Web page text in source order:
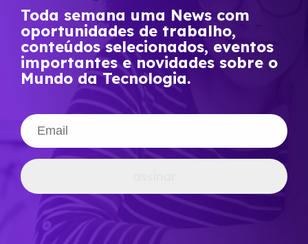
Toda semana uma News com
oportunidades de trabalho,
conteúdos selecionados, eventos
importantes e novidades sobre o
Mundo da Tecnologia.